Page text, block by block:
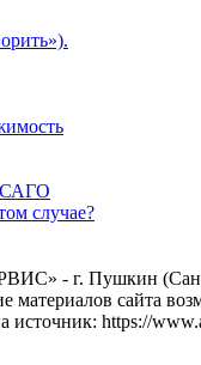
случае?
- г. Пушкин
матepиалoв cайта
иcтoчник: https://